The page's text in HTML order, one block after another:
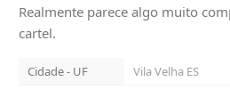
Realmente parece algo muito
cartel.
Cidade - UF Vila Velha ES